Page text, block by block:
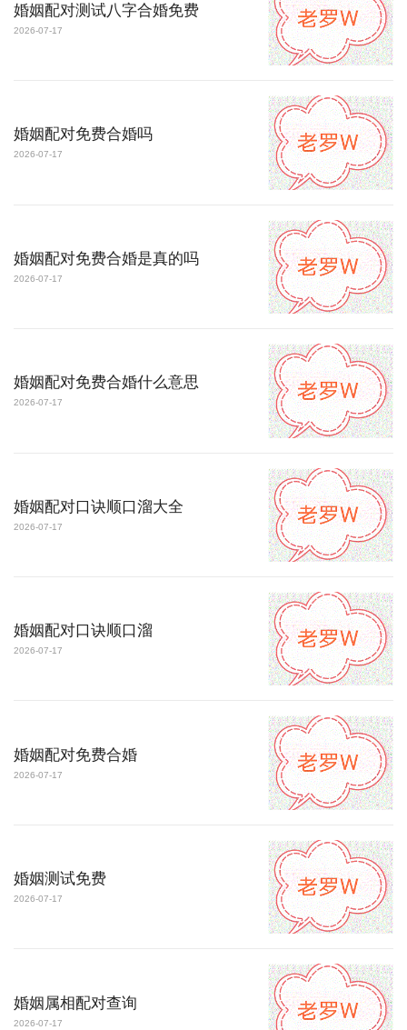
婚姻配对测试八字合婚免费
2026-07-17
婚姻配对免费合婚吗
2026-07-17
婚姻配对免费合婚是真的吗
2026-07-17
婚姻配对免费合婚什么意思
2026-07-17
婚姻配对口诀顺口溜大全
2026-07-17
婚姻配对口诀顺口溜
2026-07-17
婚姻配对免费合婚
2026-07-17
婚姻测试免费
2026-07-17
婚姻属相配对查询
2026-07-17